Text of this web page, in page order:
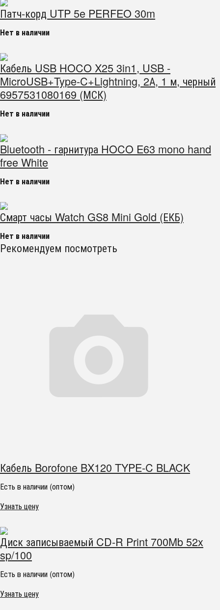
Патч-корд UTP 5e PERFEO 30m
Нет в наличии
Кабель USB HOCO X25 3in1, USB -
MicroUSB+Type-C+Lightning, 2А, 1 м, черный
6957531080169 (МСК)
Нет в наличии
Bluetooth - гарнитура HOCO E63 mono hand
free White
Нет в наличии
Смарт часы Watch GS8 Mini Gold (ЕКБ)
Нет в наличии
Рекомендуем посмотреть
Кабель Borofone BX120 TYPE-C BLACK
Есть в наличии (оптом)
Узнать цену
Диск записываемый CD-R Print 700Mb 52x
sp/100
Есть в наличии (оптом)
Узнать цену